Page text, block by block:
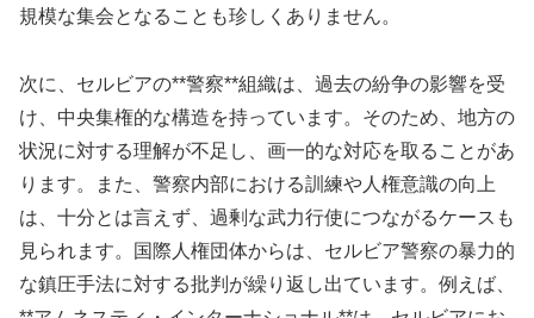
規模な集会となることも珍しくありません。
次に、セルビアの**警察**組織は、過去の紛争の影響を受
け、中央集権的な構造を持っています。そのため、地方の
状況に対する理解が不足し、画一的な対応を取ることがあ
ります。また、警察内部における訓練や人権意識の向上
は、十分とは言えず、過剰な武力行使につながるケースも
見られます。国際人権団体からは、セルビア警察の暴力的
な鎮圧手法に対する批判が繰り返し出ています。例えば、